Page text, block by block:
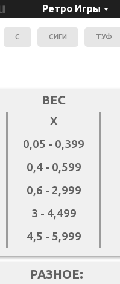
Ретро Игры
С СИГИ ТУФ
РАЗНОЕ:
ВЕС
Х
0,05 - 0,399
0,4 - 0,599
0,6 - 2,999
3 - 4,499
4,5 - 5,999